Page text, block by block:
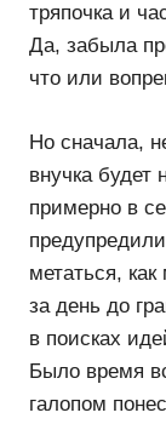
тряпочка и
Да, забыла
что или
Но сначала,
внучка будет
примерно в
метаться,
за день до
в поисках
Было время
галопом